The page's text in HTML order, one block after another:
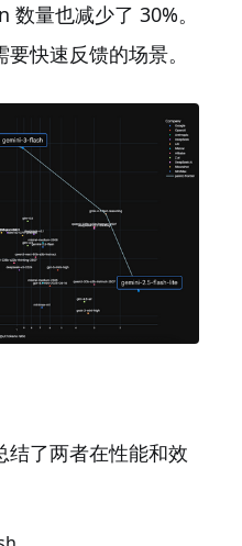
量也减少了 30%。
快速反馈的场景。
结了两者在性能和效